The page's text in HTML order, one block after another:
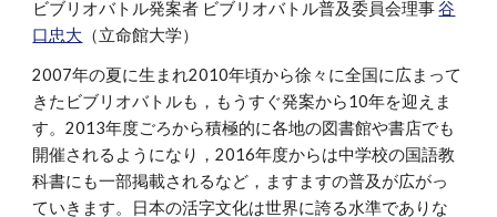
ビブリオバトル発案者 ビブリオバトル普及委員会理事谷
口忠大 （立命館大学）
2007年の夏に生まれ2010年頃から徐々に全国に広まって
きたビブリオバトルも，もうすぐ発案から10年を迎えま
す。2013年度ごろから積極的に各地の図書館や書店でも
開催されるようになり，2016年度からは中学校の国語教
科書にも一部掲載されるなど，ますますの普及が広がっ
ていきます。日本の活字文化は世界に誇る水準でありな